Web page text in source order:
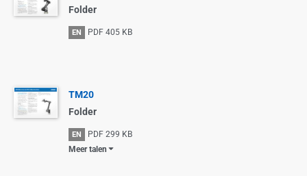
Folder
EN PDF 405 KB
TM20
Folder
EN PDF 299 KB
Meer talen